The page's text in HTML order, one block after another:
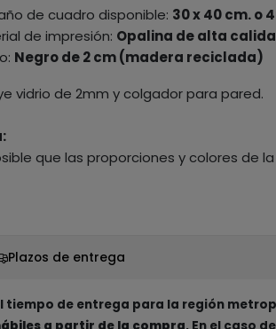
de cuadro disponible: 30 x 40 cm. o
de impresión: Opalina de alta
Negro de 2 cm (madera reciclada)
vidrio de 2mm y colgador para pared.
que las proporciones y colores de
Plazos de entrega
tiempo de entrega para la región